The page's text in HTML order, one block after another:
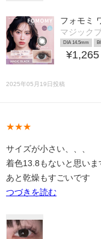
フォモミ
マジック
DIA 14.5mm
¥1,265
2025年05月19日投稿
★★★
サイズが小さい、、、
着色13.8もないと思い
あと乾燥もすごいです
つづきを読む